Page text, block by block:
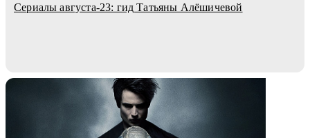
Сериалы августа-23: гид Татьяны Алёшичевой